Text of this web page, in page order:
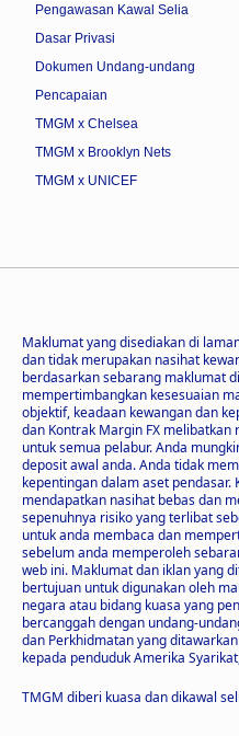
Pengawasan Kawal Selia
Dasar Privasi
Dokumen Undang-undang
Pencapaian
TMGM x Chelsea
TMGM x Brooklyn Nets
TMGM x UNICEF
Maklumat yang disediakan di
dan tidak merupakan nasihat
berdasarkan sebarang maklumat
mempertimbangkan kesesuaian
objektif, keadaan kewangan dan
dan Kontrak Margin FX
untuk semua pelabur. Anda
deposit awal anda. Anda tidak
kepentingan dalam aset
mendapatkan nasihat bebas dan
sepenuhnya risiko yang terlibat
untuk anda membaca dan
sebelum anda memperoleh
web ini. Maklumat dan iklan yang
bertujuan untuk digunakan oleh
negara atau bidang kuasa yang
bercanggah dengan undang-
dan Perkhidmatan yang
kepada penduduk Amerika
TMGM diberi kuasa dan dikawal